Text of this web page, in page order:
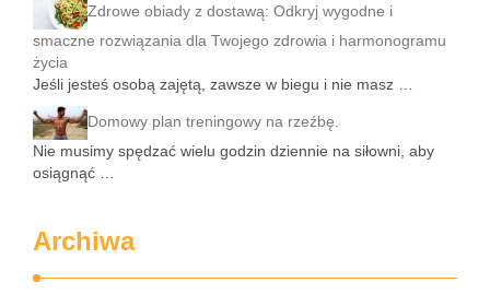
Zdrowe obiady z dostawą: Odkryj wygodne i
smaczne rozwiązania dla Twojego zdrowia i harmonogramu
życia
Jeśli jesteś osobą zajętą, zawsze w biegu i nie masz …
Domowy plan treningowy na rzeźbę.
Nie musimy spędzać wielu godzin dziennie na siłowni, aby
osiągnąć …
Archiwa